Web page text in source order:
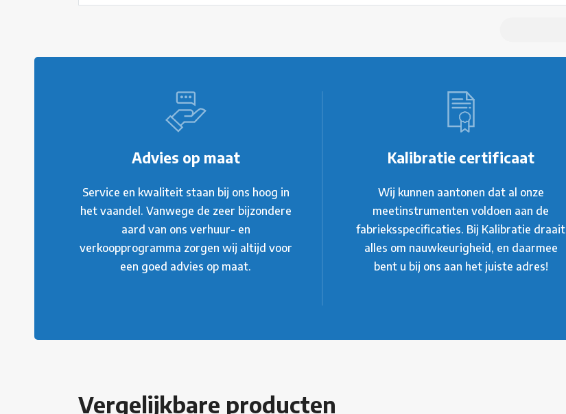
Advies op maat
Service en kwaliteit staan bij ons hoog in
het vaandel. Vanwege de zeer bijzondere
aard van ons verhuur- en
verkoopprogramma zorgen wij altijd voor
een goed advies op maat.
Kalibratie certificaat
Wij kunnen aantonen dat al onze
meetinstrumenten voldoen aan de
fabrieksspecificaties. Bij Kalibratie draait
alles om nauwkeurigheid, en daarmee
bent u bij ons aan het juiste adres!
Vergelijkbare producten